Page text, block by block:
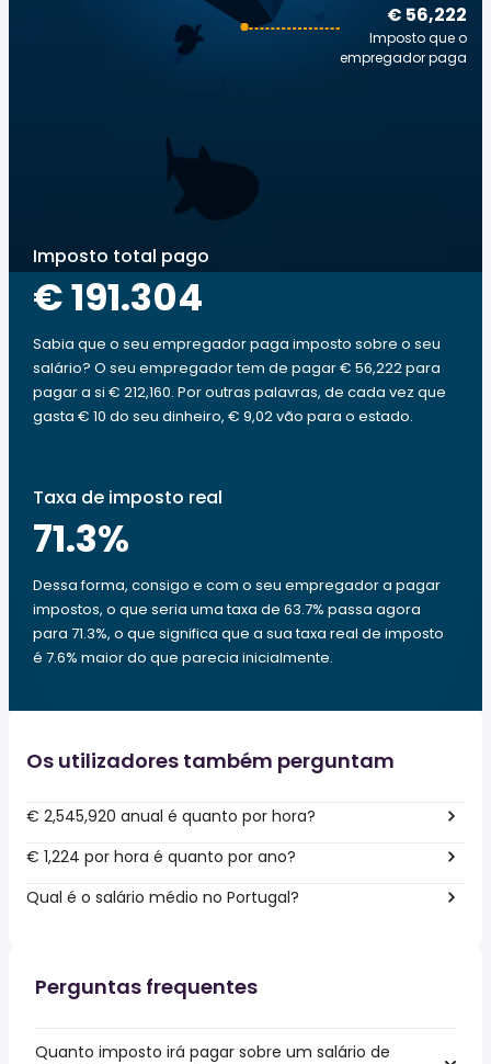
€ 56,222
Imposto que o
empregador paga
Imposto total pago
€ 191.304
Sabia que o seu empregador paga imposto sobre o seu
salário? O seu empregador tem de pagar € 56,222 para
pagar a si € 212,160. Por outras palavras, de cada vez que
gasta € 10 do seu dinheiro, € 9,02 vão para o estado.
Taxa de imposto real
71.3%
Dessa forma, consigo e com o seu empregador a pagar
impostos, o que seria uma taxa de 63.7% passa agora
para 71.3%, o que significa que a sua taxa real de imposto
é 7.6% maior do que parecia inicialmente.
Os utilizadores também perguntam
€ 2,545,920 anual é quanto por hora?
€ 1,224 por hora é quanto por ano?
Qual é o salário médio no Portugal?
Perguntas frequentes
Quanto imposto irá pagar sobre um salário de